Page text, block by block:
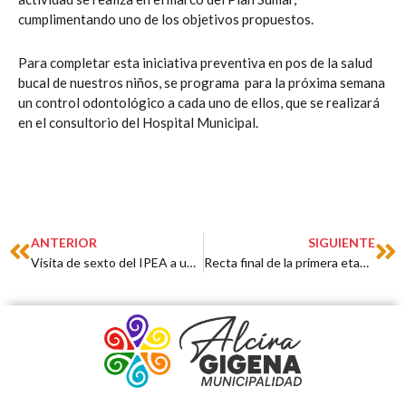
cumplimentando uno de los objetivos propuestos.
Para completar esta iniciativa preventiva en pos de la salud
bucal de nuestros niños, se programa para la próxima semana
un control odontológico a cada uno de ellos, que se realizará
en el consultorio del Hospital Municipal.
Prev
ANTERIOR
Visita de sexto del IPEA a uno de los Talleres Culturales
SIGUIENTE
Recta final de la primera etapa de Cordón Cuneta